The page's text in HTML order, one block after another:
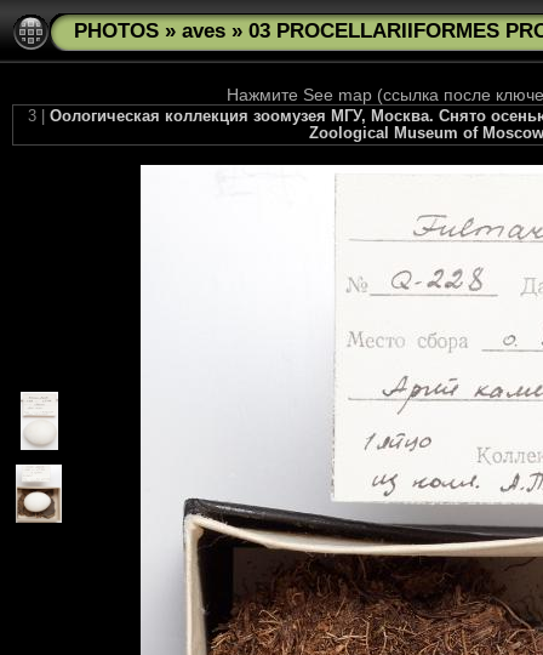
PHOTOS » aves » 03 PROCELLARIIFORMES
Нажмите See map (ссылка после
3 | Оологическая коллекция зоомузея МГУ, Москва. Снято
Zoological Museum of